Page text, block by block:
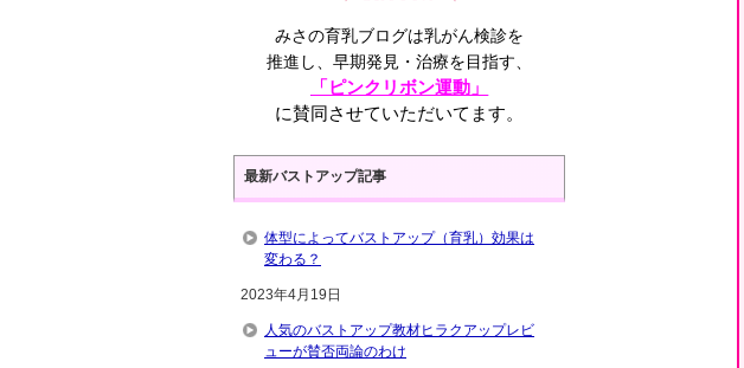
みさの育乳ブログは乳がん検診を
推進し、早期発見・治療を目指す、
「ピンクリボン運動」
に賛同させていただいてます。
最新バストアップ記事
体型によってバストアップ（育乳）効果は
変わる？
2023年4月19日
人気のバストアップ教材ヒラクアップレビ
ューが賛否両論のわけ